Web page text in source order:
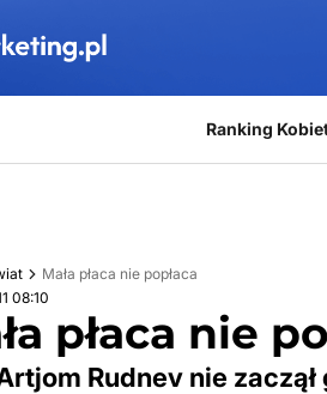
Ranking
Mała płaca nie popłaca
08:10
płaca nie
Rudnev nie